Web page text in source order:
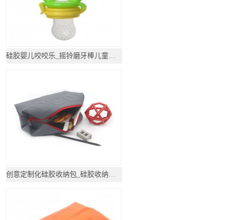
硅胶婴儿咬咬乐_摇铃磨牙棒儿童牙胶_硅胶礼品
创意定制化硅胶收纳包_硅胶收纳包_硅胶礼品